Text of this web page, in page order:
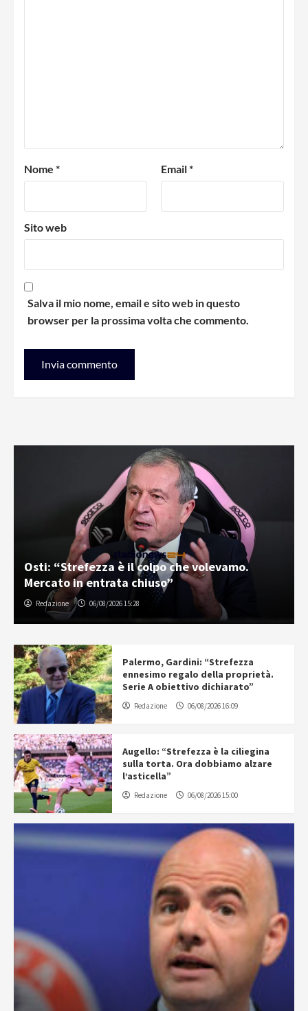
Nome * Email*
Sito web
Salva il mio nome, email e sito web in questo
browser per la prossima volta che commento.
Osti: “Strefezza è il colpo che volevamo.
Mercato in entrata chiuso”
Redazione 06/08/2026 15:28
Palermo, Gardini: “Strefezza
ennesimo regalo della proprietà.
Serie A obiettivo dichiarato”
Redazione 06/08/2026 16:09
Augello: “Strefezza è la ciliegina
sulla torta. Ora dobbiamo alzare
l’asticella”
Redazione 06/08/2026 15:00